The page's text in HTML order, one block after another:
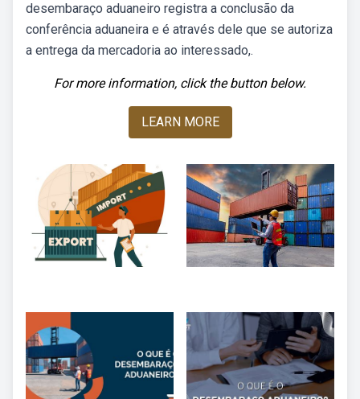
desembaraço aduaneiro registra a conclusão da
conferência aduaneira e é através dele que se autoriza
a entrega da mercadoria ao interessado,.
For more information, click the button below.
LEARN MORE